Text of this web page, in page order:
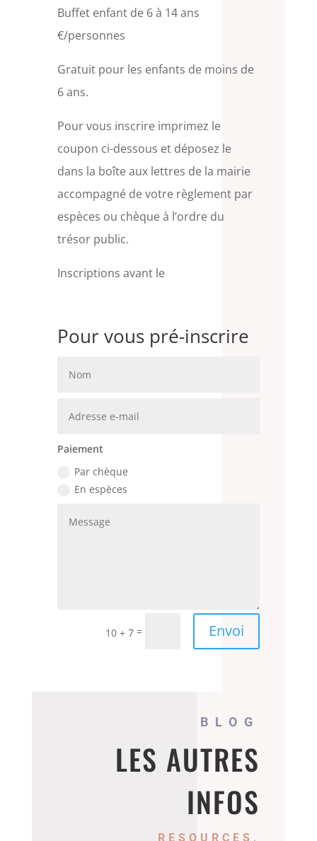
Buffet enfant de 6 à 14 ans
€/personnes
Gratuit pour les enfants de moins de
6 ans.
Pour vous inscrire imprimez le
coupon ci-dessous et déposez le
dans la boîte aux lettres de la mairie
accompagné de votre règlement par
espèces ou chèque à l’ordre du
trésor public.
Inscriptions avant le
Pour vous pré-inscrire
Paiement
Par chèque
En espèces
10 + 7 = Envoi
BLOG
LES AUTRES
INFOS
RESOURCES,